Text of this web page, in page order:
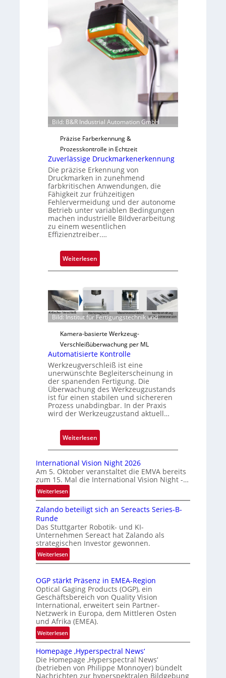
o
H
a
i
b
u
t
F
n
u
Bild: B&R Industrial Automation GmbH
Präzise Farberkennung &
Prozesskontrolle in Echtzeit
Zuverlässige Druckmarkenerkennung
Die präzise Erkennung von
Druckmarken in zunehmend
farbkritischen Anwendungen, die
Fähigkeit zur frühzeitigen
Fehlervermeidung und der autonome
Betrieb unter variablen Bedingungen
machen industrielle Bildverarbeitung
zu einem wesentlichen
Effizienztreiber.…
Weiterlesen:
Z
v
r
l
ä
s
s
i
g
e
D
r
u
k
m
r
k
n
e
r
k
e
n
n
g
Bild: Institut für Fertigungstechnik und
Kamera-basierte Werkzeug-
Verschleißüberwachung per ML
Automatisierte Kontrolle
Werkzeugverschleiß ist eine
unerwünschte Begleiterscheinung in
der spanenden Fertigung. Die
Überwachung des Werkzeugzustands
ist für einen stabilen und sichereren
Prozess unabdingbar. In der Praxis
wird der Werkzeugzustand aktuell…
Weiterlesen:
A
t
o
a
t
s
i
r
e
K
o
n
o
l
l
International Vision Night 2026
Am 5. Oktober veranstaltet die EMVA bereits
zum 15. Mal die International Vision Night -…
Weiterlesen:
I
n
e
r
n
a
o
n
a
l
V
i
s
i
o
n
Zalando beteiligt sich an Sereacts Series-B-
Runde
Das Stuttgarter Robotik- und KI-
Unternehmen Sereact hat Zalando als
strategischen Investor gewonnen.
Weiterlesen:
Z
l
a
n
d
o
b
e
t
e
i
OGP stärkt Präsenz in EMEA-Region
Optical Gaging Products (OGP), ein
Geschäftsbereich von Quality Vision
International, erweitert sein Partner-
Netzwerk in Europa, dem Mittleren Osten
und Afrika (EMEA).
Weiterlesen:
O
G
P
s
Homepage ‚Hyperspectral News‘
Die Homepage ‚Hyperspectral News‘
(betrieben von Philippe Monnoyer) bündelt
Nachrichten zur hyperspektralen Bildgebung